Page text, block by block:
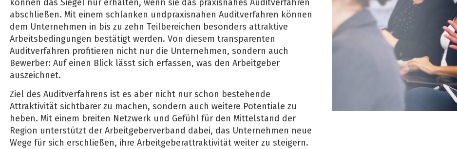
können das Siegel nur erhalten, wenn sie das praxisnahes Auditverfahren
abschließen. Mit einem schlanken undpraxisnahen Auditverfahren können
dem Unternehmen in bis zu zehn Teilbereichen besonders attraktive
Arbeitsbedingungen bestätigt werden. Von diesem transparenten
Auditverfahren profitieren nicht nur die Unternehmen, sondern auch
Bewerber: Auf einen Blick lässt sich erfassen, was den Arbeitgeber
auszeichnet.
Ziel des Auditverfahrens ist es aber nicht nur schon bestehende
Attraktivität sichtbarer zu machen, sondern auch weitere Potentiale zu
heben. Mit einem breiten Netzwerk und Gefühl für den Mittelstand der
Region unterstützt der Arbeitgeberverband dabei, das Unternehmen neue
Wege für sich erschließen, ihre Arbeitgeberattraktivität weiter zu steigern.